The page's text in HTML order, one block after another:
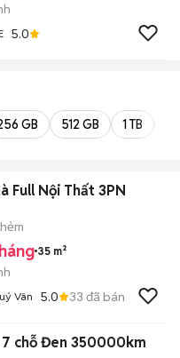
5.0
GB 512 GB 1 TB
Full Nội Thất 3PN
35 m²
Vân 5.0 33 đã bán
chỗ Đen 350000km